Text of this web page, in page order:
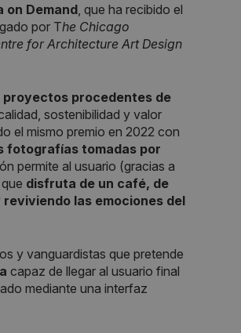
on Demand, que ha recibido el
por The Chicago
for Architecture Art Design
proyectos procedentes de
sostenibilidad y valor
el mismo premio en 2022 con
fotografías tomadas por
permite al usuario (gracias a
disfruta de un café, de
reviviendo las emociones del
y vanguardistas que pretende
capaz de llegar al usuario final
mediante una interfaz